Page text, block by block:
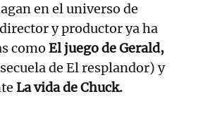
en el universo de
y productor ya ha
como El juego de Gerald,
de El resplandor) y
La vida de Chuck.